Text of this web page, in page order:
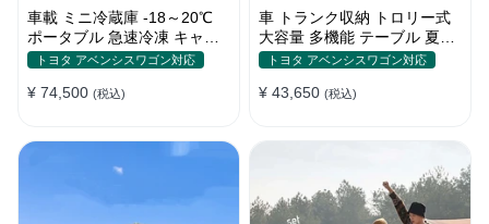
車載 ミニ冷蔵庫 -18～20℃
ポータブル 急速冷凍 キャン
プ アウトドア 車中泊 静音
トヨタ アベンシスワゴン対応
¥ 74,500 (税込)
車 トランク収納 トロリー式
大容量 多機能 テーブル 夏ド
ライブ キャンプ ピクニック
トヨタ アベンシスワゴン対応
¥ 43,650 (税込)